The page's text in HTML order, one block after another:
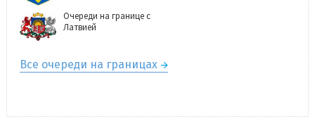
Очереди на границе с
Латвией
Все очереди на границах